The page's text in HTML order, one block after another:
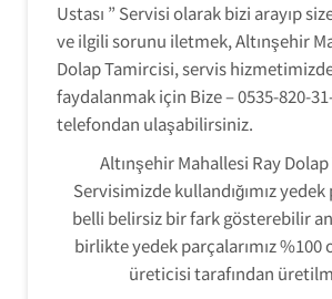
Ustası ” Servisi olarak bizi arayıp
ve ilgili sorunu iletmek, Altınşehir
Dolap Tamircisi, servis
faydalanmak için Bize – 0535-820-
telefondan ulaşabilirsiniz.
Altınşehir Mahallesi Ray
Servisimizde kullandığımız yedek
belli belirsiz bir fark gösterebilir
birlikte yedek parçalarımız %100
üreticisi tarafından